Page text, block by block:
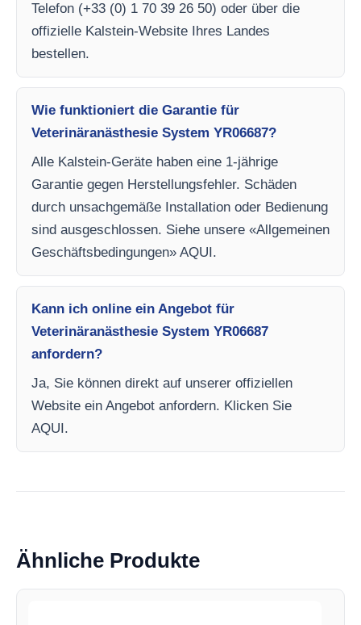
Telefon (+33 (0) 1 70 39 26 50) oder über die
offizielle Kalstein-Website Ihres Landes
bestellen.
Wie funktioniert die Garantie für
Veterinäranästhesie System YR06687?
Alle Kalstein-Geräte haben eine 1-jährige
Garantie gegen Herstellungsfehler. Schäden
durch unsachgemäße Installation oder Bedienung
sind ausgeschlossen. Siehe unsere «Allgemeinen
Geschäftsbedingungen» AQUI.
Kann ich online ein Angebot für
Veterinäranästhesie System YR06687
anfordern?
Ja, Sie können direkt auf unserer offiziellen
Website ein Angebot anfordern. Klicken Sie
AQUI.
Ähnliche Produkte